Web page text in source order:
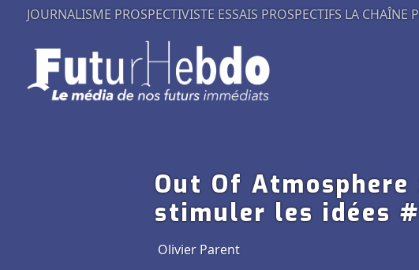
JOURNALISME PROSPECTIVISTE ESSAIS PROSPECTIFS LA CHAÎNE
Out Of Atmosphere
stimuler les idées
Olivier Parent